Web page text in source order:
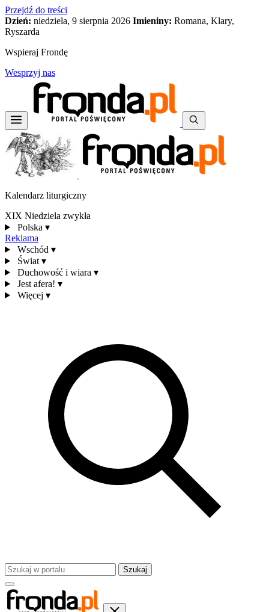
Przejdź do treści
Dzień: niedziela, 9 sierpnia 2026 Imieniny: Romana, Klary,
Ryszarda
Wspieraj Frondę
Wesprzyj nas
Kalendarz liturgiczny
XIX Niedziela zwykła
Polska ▾
Reklama
Wschód ▾
Świat ▾
Duchowość i wiara ▾
Jest afera! ▾
Więcej ▾
Szukaj